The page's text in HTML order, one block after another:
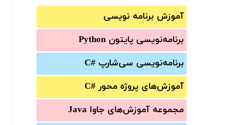
آموزش برنامه نویسی
برنامه‌نویسی پایتون Python
برنامه‌‌نویسی سی‌شارپ C#‎
آموزش‌های پروژه محور #C
مجموعه آموزش‌های جاوا Java